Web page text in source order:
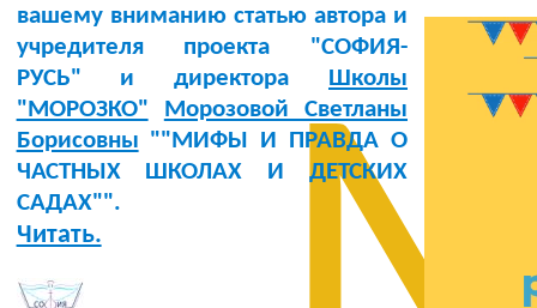
вашему вниманию статью автора и
учредителя проекта "СОФИЯ-
РУСЬ" и директора Школы
"МОРОЗКО"
Морозовой Светланы
Борисовны ""МИФЫ И ПРАВДА О
ЧАСТНЫХ ШКОЛАХ И ДЕТСКИХ
САДАХ"".
Читать.